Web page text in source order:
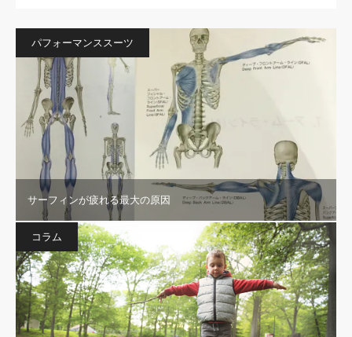
パフォーマンススーツ
サーフィンが疲れる最大の原因
コラム